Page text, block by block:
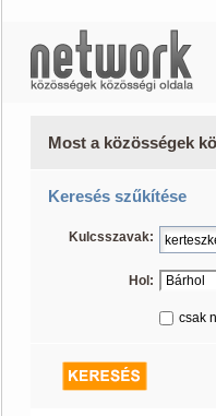
Most a közösségek
Keresés szűkítése
Kulcsszavak:
Hol:
csak